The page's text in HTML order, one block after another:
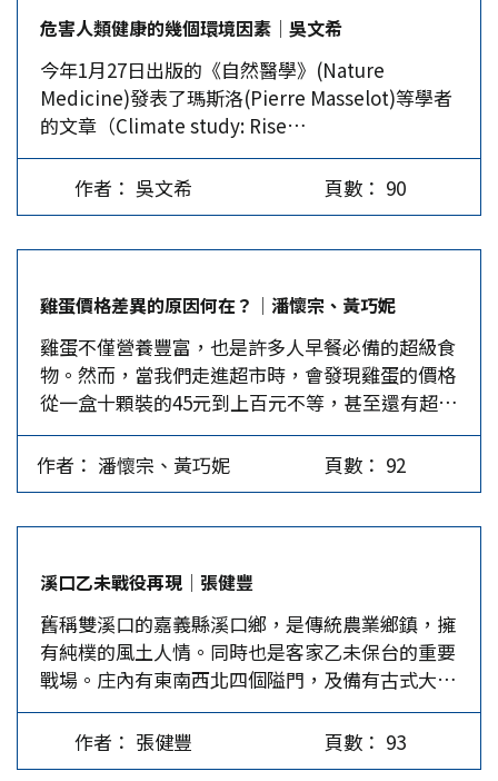
下Made in China的動漫電影發展到什麼境界
呢？…
著、挨著」，因而將「比鄰」引申為「靠近（挨
著）的鄰居」。有些注釋又將「比」解作「並」，
進而將「比鄰」解釋為「並鄰」（見「百度百
科」）。有的甚至望文生義，將「比鄰」直接解釋
為「好比鄰居」。這都是不瞭解「比」「鄰」典出
何處？沒有對「比」、「鄰」做出正確和全面解讀
的牽強附會之說。 考「比鄰」一詞，典出《周禮
•地官》。其中「大司徒」條有：「令五家為比，
周；五州為鄉，使之相賓。」此處「五家為比」，
指的是城邦內的一種地方單位。周朝設五家為
「比」，二十五家為「閭」，五百家為「黨」，目
的是為了方便戶籍和人口的管理，有如今天的城鎮
街道辦事處和居民委員會之類。而「比」乃是城鎮
街道中的最基層單位。不過，在城邦之外即郊區，
基層單位的編制雖然相同，但名稱卻不同。 據
《周禮•地官》「遂人」條有：「遂人掌邦之野，
為遂。」何謂「邦之野」？據鄭玄註：「郊外曰
野」。城邦之外即郊區的地方編制單位名稱則分別
為「鄰、裡、酇、鄙、縣、遂」六個等級。可見
「比」與「鄰」相等，皆為地方編制單位，只不過
前者屬郊內，後者屬郊外。故知所謂「比鄰」，乃
為五家之內相熟相保之人，將之引申為「鄰居」亦
未嘗不可。 至於「鄉黨」一詞，同樣亦屬地方編
制單位，不過其範圍則要廣大多了。按鄭玄註「五
危害人類健康的幾個環境因素│吳文希
今年1月27日出版的《自然醫學》(Nature
Medicine)發表了瑪斯洛(Pierre Masselot)等學者
的文章（Climate study: Rise…
作者： 吳文希 頁數： 90
雞蛋價格差異的原因何在？│潘懷宗、黃巧妮
雞蛋不僅營養豐富，也是許多人早餐必備的超級食
物。然而，當我們走進超市時，會發現雞蛋的價格
從一盒十顆裝的45元到上百元不等，甚至還有超過
三、四百元的高價蛋。雞蛋價格為何如此懸殊？這
通常與雞的飼養方式、蛋的保存方式、營養成分及
品牌等因素息息相關。 一、飼養方式的不同。雞
（最便宜）：雞隻集中飼養於籠內，生產效率較
高，但活動空間受限。豐富化籠飼（較便宜）：蛋
雞飼養在經過改善的籠子裡，提供一定程度的活動
空間與棲息處。平飼生產（中價）：蛋雞在室內平
面飼養，活動空間較大，但未必能到戶外，價格介
於放牧蛋與籠飼蛋之間。放牧雞蛋／室外飼養（較
貴）：雞隻可在戶外活動，吃天然飼料，這類雞蛋
通常較昂貴。有機雞蛋（最貴）：雞隻的飼料為有
作者： 潘懷宗、黃巧妮 頁數： 92
溪口乙未戰役再現│張健豐
舊稱雙溪口的嘉義縣溪口鄉，是傳統農業鄉鎮，擁
有純樸的風土人情。同時也是客家乙未保台的重要
戰場。庄內有東南西北四個隘門，及備有古式大砲
等，擁有「鐵國」的優勢，成為台軍雲嘉保衛戰的
最終防衛地。由該庄民組成的抗日民軍，有自衛用
的武器；也有一些從外鄉來助戰的外省軍隊。在一
作者： 張健豐 頁數： 93